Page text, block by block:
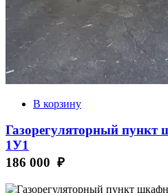
В корзину
Газорегуляторный
1У1
186 000 ₽